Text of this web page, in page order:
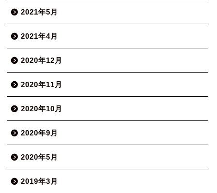
2021年5月
2021年4月
2020年12月
2020年11月
2020年10月
2020年9月
2020年5月
2019年3月